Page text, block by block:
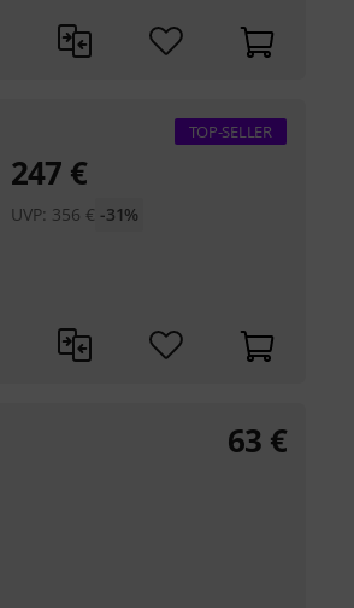
TOP-SELLER
247 €
UVP: 356 € -31%
63 €